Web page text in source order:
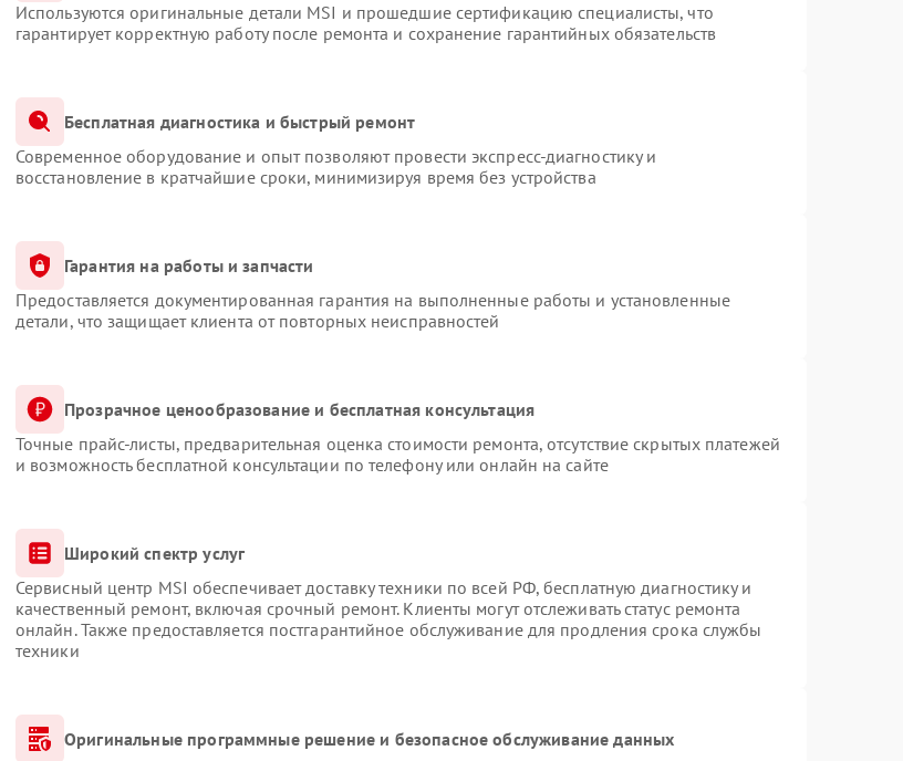
Используются оригинальные детали MSI и прошедшие сертификацию специалисты, что
гарантирует корректную работу после ремонта и сохранение гарантийных обязательств
Бесплатная диагностика и быстрый ремонт
Современное оборудование и опыт позволяют провести экспресс-диагностику и
восстановление в кратчайшие сроки, минимизируя время без устройства
Гарантия на работы и запчасти
Предоставляется документированная гарантия на выполненные работы и установленные
детали, что защищает клиента от повторных неисправностей
Прозрачное ценообразование и бесплатная консультация
Точные прайс-листы, предварительная оценка стоимости ремонта, отсутствие скрытых платежей
и возможность бесплатной консультации по телефону или онлайн на сайте
Широкий спектр услуг
Сервисный центр MSI обеспечивает доставку техники по всей РФ, бесплатную диагностику и
качественный ремонт, включая срочный ремонт. Клиенты могут отслеживать статус ремонта
онлайн. Также предоставляется постгарантийное обслуживание для продления срока службы
техники
Оригинальные программные решение и безопасное обслуживание данных